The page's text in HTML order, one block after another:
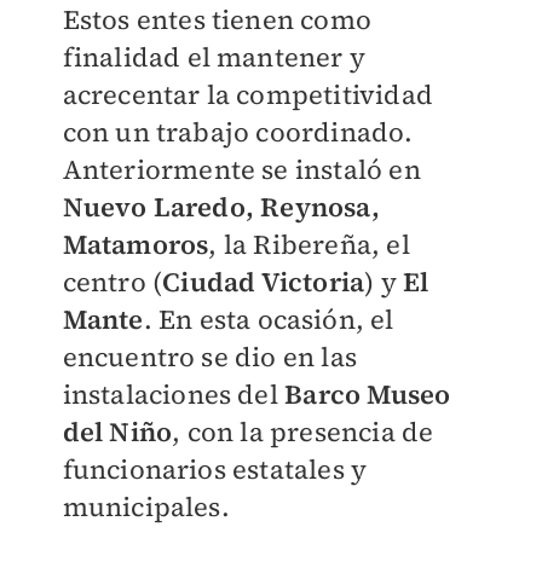
Estos entes tienen como
finalidad el mantener y
acrecentar la competitividad
con un trabajo coordinado.
Anteriormente se instaló en
Nuevo Laredo, Reynosa,
Matamoros, la Ribereña, el
centro (Ciudad Victoria) yEl
Mante. En esta ocasión, el
encuentro se dio en las
instalaciones delBarco Museo
del Niño, con la presencia de
funcionarios estatales y
municipales.